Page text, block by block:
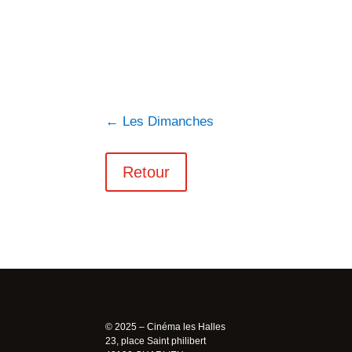
← Les Dimanches
Retour
© 2025 – Cinéma les Halles
23, place Saint philibert